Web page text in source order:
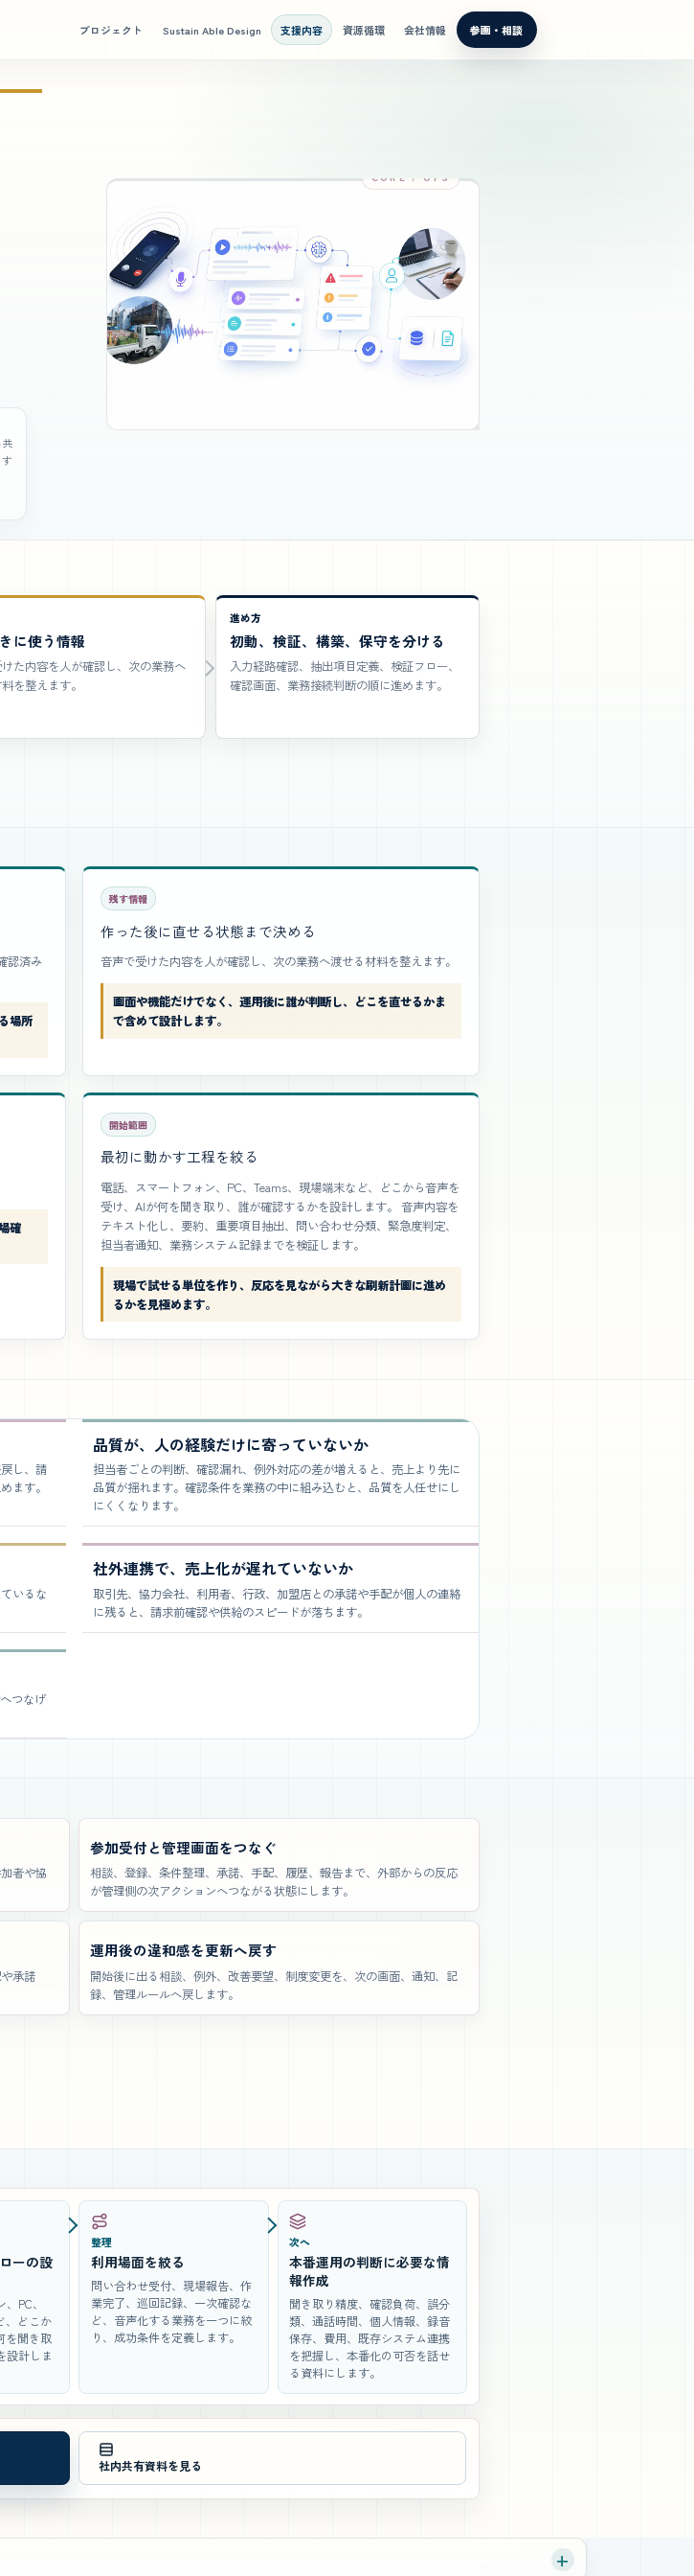
プロジェクト Sustain Able Design 支援内容 資源循環 会社情報 参画・相談
に使う情報
た内容を人が確認し、次の業務へ
を整えます。
進め方
初動、検証、構築、保守を分ける
入力経路確認、抽出項目定義、検証フロー、
確認画面、業務接続判断の順に進めます。
認済み
場所
残す情報
作った後に直せる状態まで決める
音声で受けた内容を人が確認し、次の業務へ渡せる材料を整えます。
画面や機能だけでなく、運用後に誰が判断し、どこを直せるかま
で含めて設計します。
確
開始範囲
最初に動かす工程を絞る
電話、スマートフォン、PC、Teams、現場端末など、どこから音声を
受け、AIが何を聞き取り、誰が確認するかを設計します。 音声内容を
テキスト化し、要約、重要項目抽出、問い合わせ分類、緊急度判定、
担当者通知、業務システム記録までを検証します。
現場で試せる単位を作り、反応を見ながら大きな刷新計画に進め
るかを見極めます。
し、請
ます。
品質が、人の経験だけに寄っていないか
担当者ごとの判断、確認漏れ、例外対応の差が増えると、売上より先に
品質が揺れます。確認条件を業務の中に組み込むと、品質を人任せにし
にくくなります。
いるな
社外連携で、売上化が遅れていないか
取引先、協力会社、利用者、行政、加盟店との承諾や手配が個人の連絡
に残ると、請求前確認や供給のスピードが落ちます。
つなげ
者や協
参加受付と管理画面をつなぐ
相談、登録、条件整理、承諾、手配、履歴、報告まで、外部からの反応
が管理側の次アクションへつながる状態にします。
承諾
運用後の違和感を更新へ戻す
開始後に出る相談、例外、改善要望、制度変更を、次の画面、通知、記
録、管理ルールへ戻します。
ーの設
PC、
、どこか
を聞き取
設計しま
整理
利用場面を絞る
問い合わせ受付、現場報告、作
業完了、巡回記録、一次確認な
ど、音声化する業務を一つに絞
り、成功条件を定義します。
次へ
本番運用の判断に必要な情
報作成
聞き取り精度、確認負荷、誤分
類、通話時間、個人情報、録音
保存、費用、既存システム連携
を把握し、本番化の可否を話せ
る資料にします。
社内共有資料を見る